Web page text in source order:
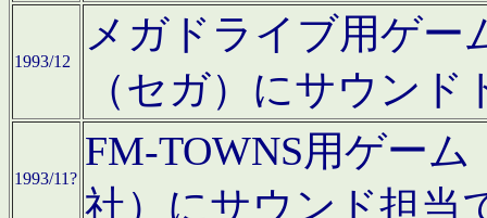
1993/12
メガドライブ用ゲー
（セガ）にサウン
1993/11?
FM-TOWNS用ゲー
社）にサウンド担当